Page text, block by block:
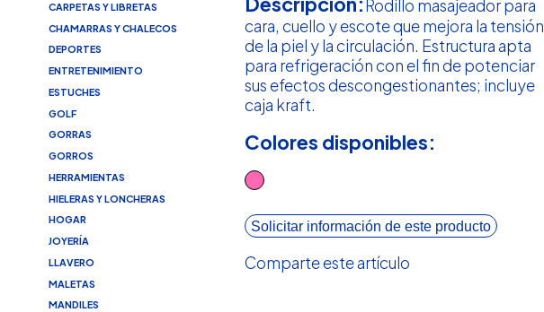
CARPETAS Y LIBRETAS
CHAMARRAS Y CHALECOS
DEPORTES
ENTRETENIMIENTO
ESTUCHES
GOLF
GORRAS
GORROS
HERRAMIENTAS
HIELERAS Y LONCHERAS
HOGAR
JOYERÍA
LLAVERO
MALETAS
MANDILES
Rodillo masajeador para
cara, cuello y escote que mejora la tensión
de la piel y la circulación. Estructura apta
para refrigeración con el fin de potenciar
sus efectos descongestionantes; incluye
caja kraft.
Colores disponibles:
Solicitar información de este producto
Comparte este artículo